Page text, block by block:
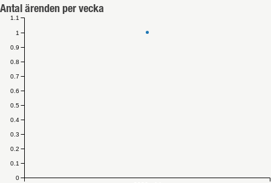
Antal ärenden per vecka
0
0.1
0.2
0.3
0.4
0.5
0.6
0.7
0.8
0.9
1
1.1